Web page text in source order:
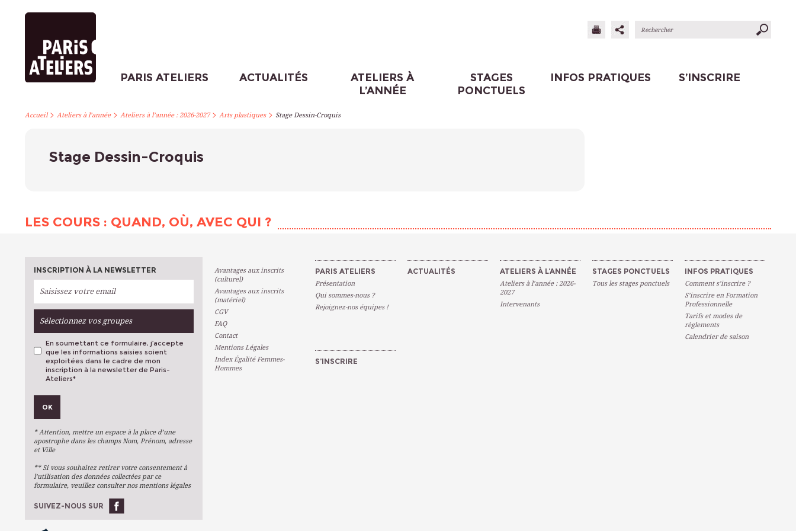
PARIS ATELIERS ACTUALITÉS
ATELIERS À
L’ANNÉE
STAGES
PONCTUELS
INFOS PRATIQUES S’INSCRIRE
Accueil> Ateliers à l’année> Ateliers à l’année : 2026-2027> Arts plastiques> Stage Dessin-Croquis
Stage Dessin-Croquis
LES COURS : QUAND, OÙ, AVEC QUI ?
INSCRIPTION À LA NEWSLETTER
Sélectionnez vos groupes
Métiers D'art
Arts Du Texte
Stages Ponctuels
Ateliers À L'année
OK
En soumettant ce formulaire, j’accepte
que les informations saisies soient
exploitées dans le cadre de mon
inscription à la newsletter de Paris-
Ateliers*
OK
* Attention, mettre un espace à la place d’une
apostrophe dans les champs Nom, Prénom, adresse
et Ville
** Si vous souhaitez retirer votre consentement à
l’utilisation des données collectées par ce
formulaire, veuillez consulter nos mentions légales
SUIVEZ-NOUS SUR
Avantages aux inscrits
(culturel)
Avantages aux inscrits
(matériel)
CGV
FAQ
Contact
Mentions Légales
Index Égalité Femmes-
Hommes
PARIS ATELIERS
Présentation
Qui sommes-nous ?
Rejoignez-nos équipes !
ACTUALITÉS ATELIERS À L’ANNÉE
Ateliers à l’année : 2026-
2027
Intervenants
STAGES PONCTUELS
Tous les stages ponctuels
INFOS PRATIQUES
Comment s’inscrire ?
S’inscrire en Formation
Professionnelle
Tarifs et modes de
règlements
Calendrier de saison
S’INSCRIRE